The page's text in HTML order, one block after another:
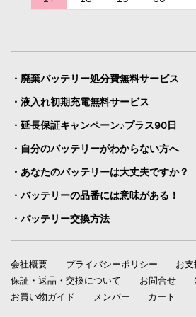
・廃棄バッテリー処分費無料サービス
・液入れ初期充電無料サービス
・延長保証キャンペーン♪プラス90日
・自分のバッテリーがわからない方へ
・あなたのバッテリーは大丈夫ですか？
・バッテリーの品番には意味がある！
・バッテリー交換方法
会社概要 プライバシーポリシー
お
保証・返品・交換について
お問合せ
お買い物ガイド
メンバー カート